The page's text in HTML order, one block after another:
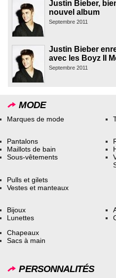
Justin Bieber,
nouvel album
Septembre 2011
Justin Bieber
avec les Boyz II
Septembre 2011
MODE
Marques de mode
Pantalons
Maillots de bain
Sous-vêtements
Pulls et gilets
Vestes et manteaux
Bijoux
Lunettes
Chapeaux
Sacs à main
PERSONNALITÉS